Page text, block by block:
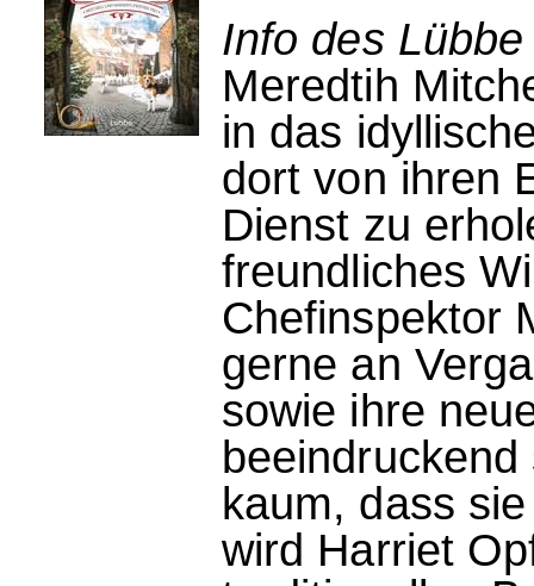
Info des
Meredtih
in das
dort von ihren
Dienst zu
freundliches
Chefinspektor
gerne an
sowie ihre
kaum, dass
wird Harriet